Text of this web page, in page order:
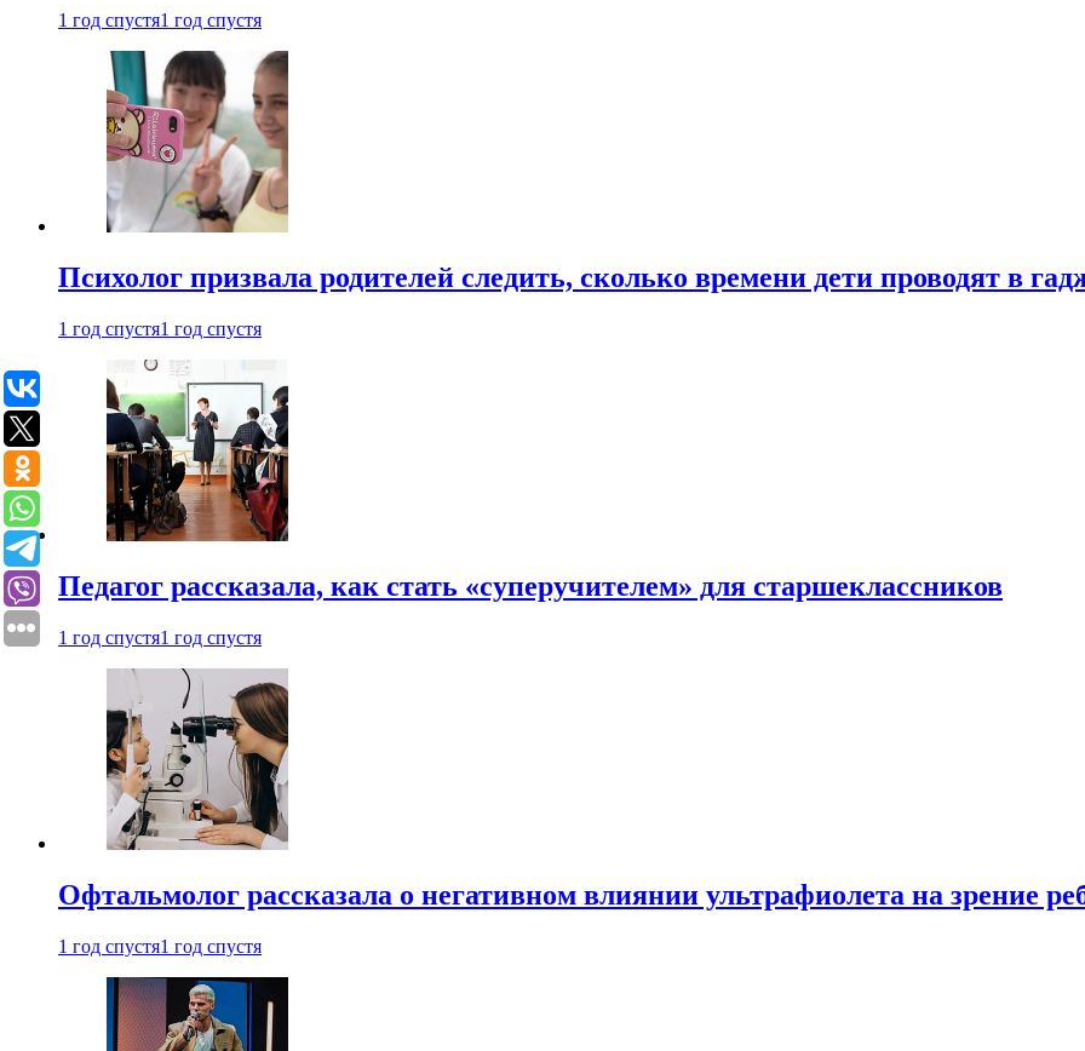
1 год спустя1 год спустя
Психолог призвала родителей следить, сколько времени дети проводят в
1 год спустя1 год спустя
Педагог рассказала, как стать «суперучителем» для старшеклассников
1 год спустя1 год спустя
Офтальмолог рассказала о негативном влиянии ультрафиолета на зрение
1 год спустя1 год спустя